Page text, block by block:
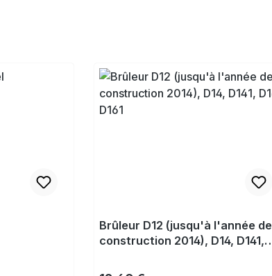
Brûleur D12 (jusqu'à l'année de
construction 2014), D14, D141,